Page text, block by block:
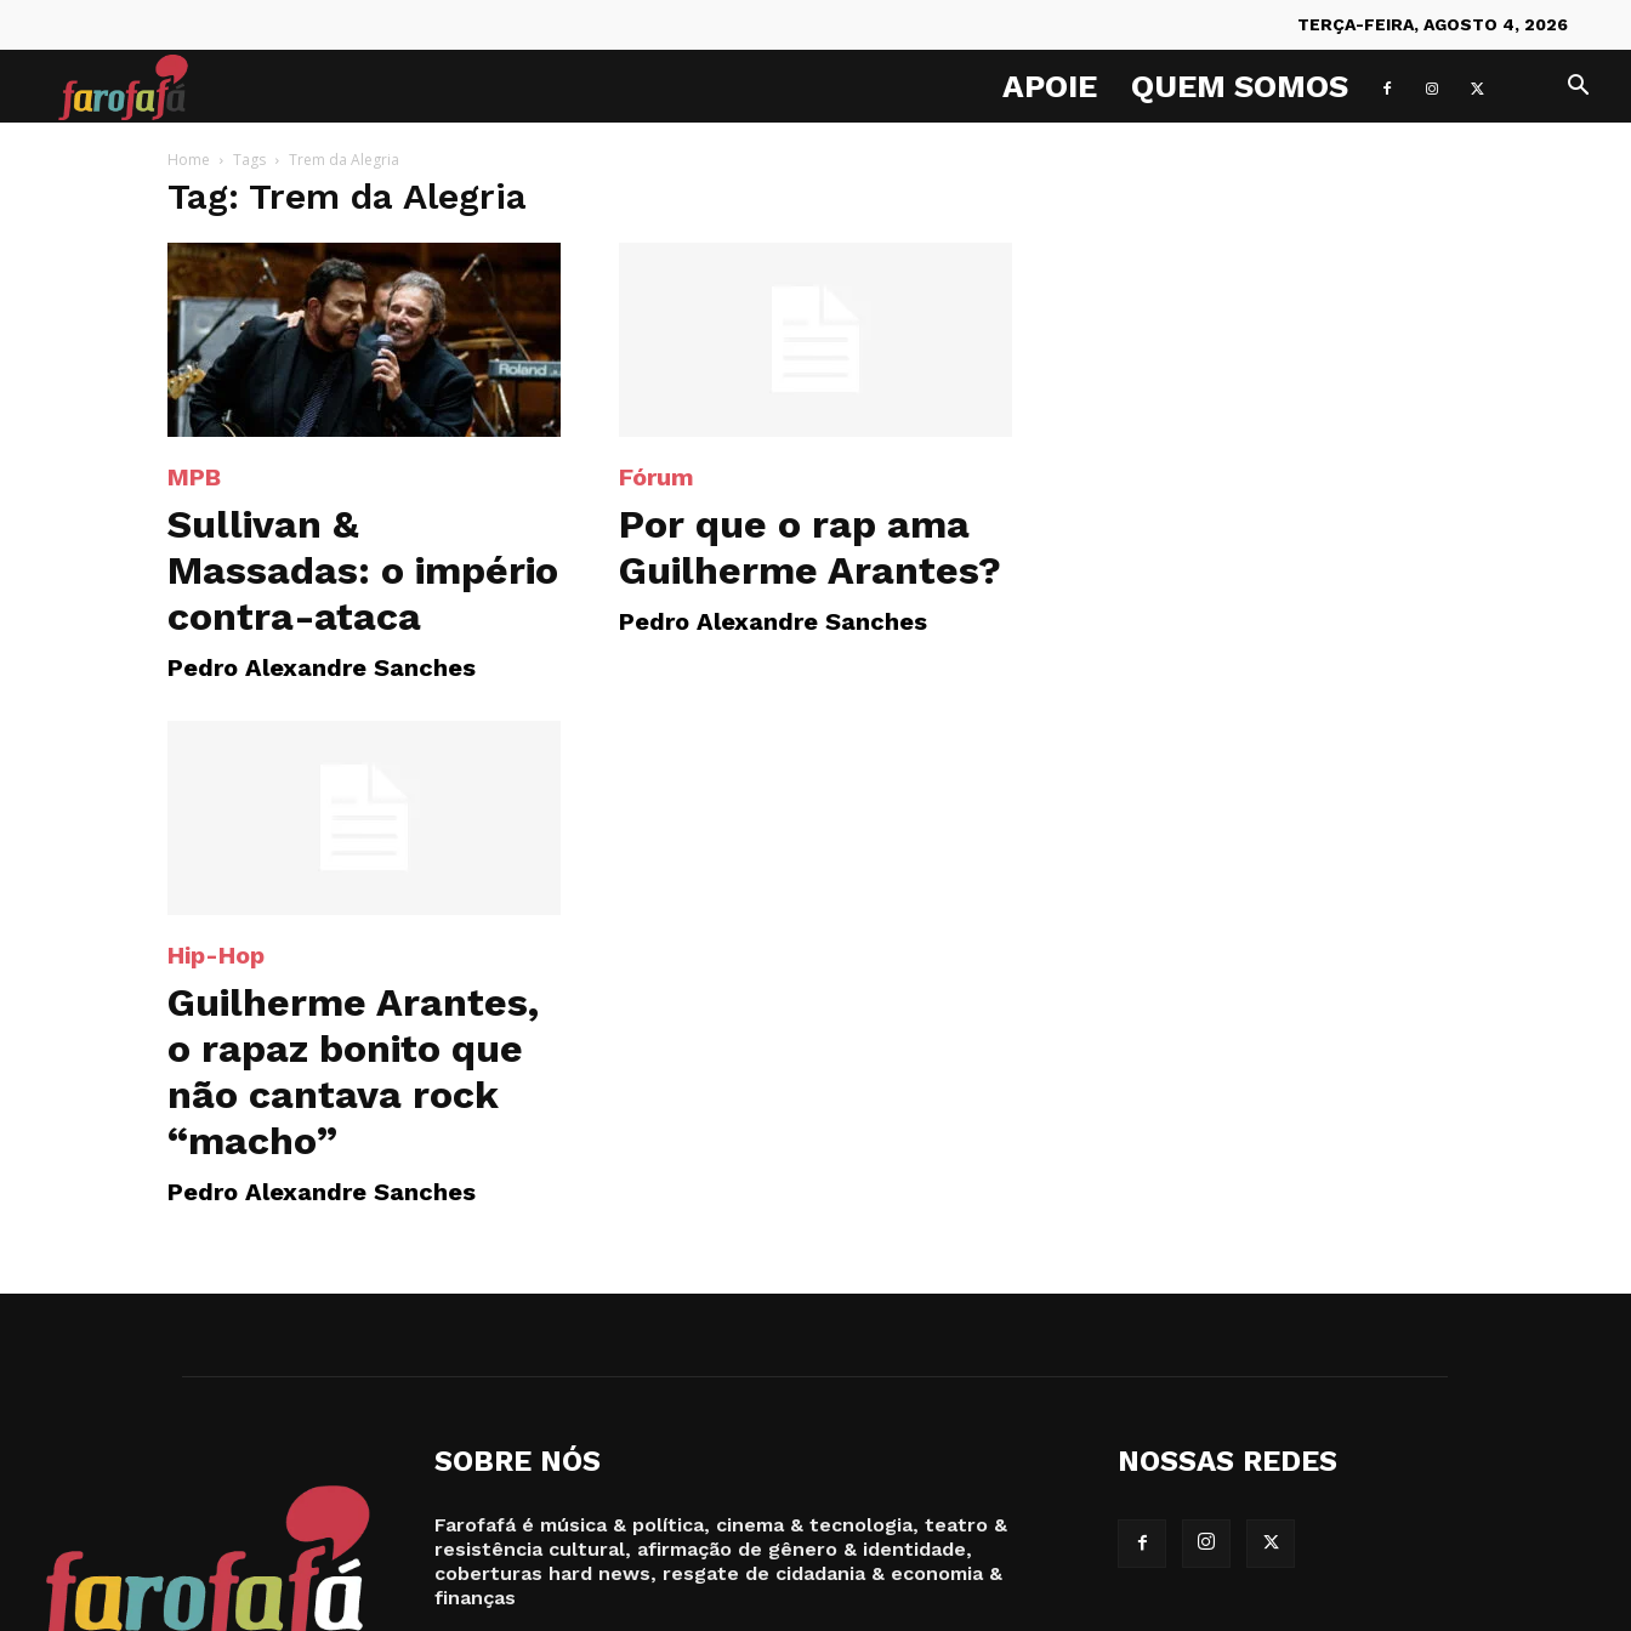
TERÇA-FEIRA, AGOSTO 4, 2026
APOIE QUEM SOMOS
Home Tags Trem da Alegria
Tag: Trem da Alegria
MPB
Sullivan &
Massadas: o império
contra-ataca
Pedro Alexandre Sanches
Fórum
Por que o rap ama
Guilherme Arantes?
Pedro Alexandre Sanches
Hip-Hop
Guilherme Arantes,
o rapaz bonito que
não cantava rock
“macho”
Pedro Alexandre Sanches
SOBRE NÓS
Farofafá é música & política, cinema & tecnologia, teatro &
resistência cultural, afirmação de gênero & identidade,
coberturas hard news, resgate de cidadania & economia &
finanças
NOSSAS REDES